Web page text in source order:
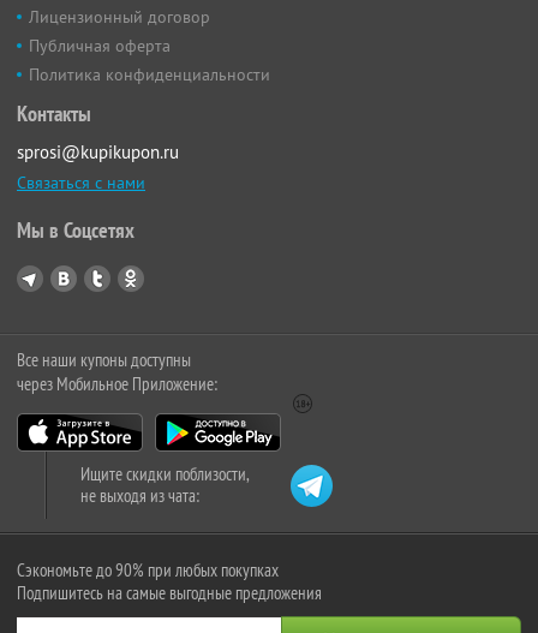
Лицензионный договор
Публичная оферта
Политика конфиденциальности
Контакты
sprosi@kupikupon.ru
Связаться с нами
Мы в Соцсетях
Все наши купоны доступны
через Мобильное Приложение:
Ищите скидки поблизости,
не выходя из чата:
Сэкономьте до 90% при любых покупках
Подпишитесь на самые выгодные предложения